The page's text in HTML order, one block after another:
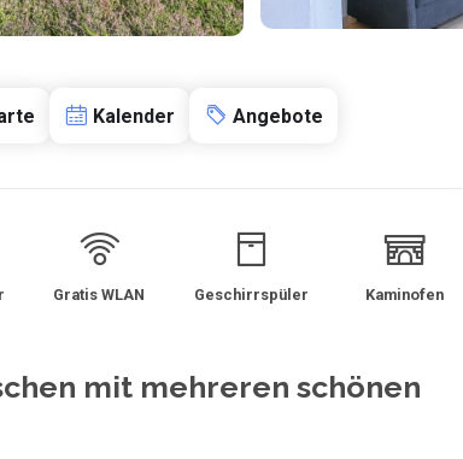
Kalender Angebote
Gratis WLAN Geschirrspüler Kaminofen
mit mehreren schönen